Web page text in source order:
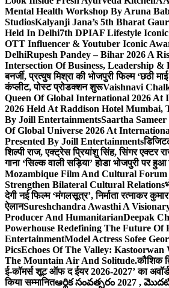
Mental Health Workshop By Aruna
StudiosKalyanji Jana’s 5th Bharat
Held In Delhi7th DPIAF Lifestyle
OTT Influencer & Youtuber Iconic
DelhiRupesh Pandey – Bihar 2026 A
Intersection Of Business, Leadership &
बनर्जी, प्रत्युष मिश्रा की भोजपुरी फिल्म ‘छठी
कंप्लीट, पोस्ट प्रोडक्शन शुरूVaishnavi
Queen Of Global International 2026
2026 Held At Raddison Hotel Mumbai,
By Joill EntertainmentsSaartha
Of Global Universe 2026 At
Presented By Joill Entertainments
शिल्पी राज, एक्ट्रेस प्रियांशु सिंह, सिंगर एक्टर
गाना ‘सिल्क वाली सड़िया’ होडा भोजपुरी पर हुआ
Mozambique Film And Cultural Forum
Strengthen Bilateral Cultural Relations
देगी नई फिल्म ‘मंगलसूत्र’, निर्माता रत्नाकर
ऐलानSureshchandra Awasthi A
Producer And HumanitarianDeepak
Powerhouse Redefining The Future Of
EntertainmentModel Actress Sofee
PicsEchoes Of The Valley: Kastoorwan
The Mountain Air And Solitude.कौशिक
ई-कॉमर्स शूट ऑफ द ईयर 2026-2027’ का
किया सम्मानितఆర్థిక సంవత్సరం 2027 ,